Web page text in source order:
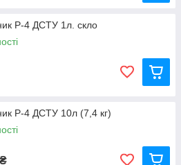
Р-4 ДСТУ 1л. скло
Р-4 ДСТУ 10л (7,4 кг)
₴